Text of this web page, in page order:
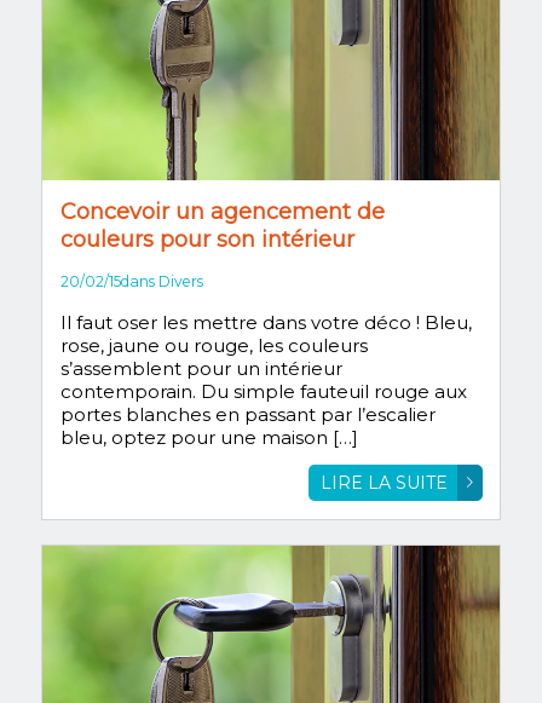
Concevoir un agencement de
couleurs pour son intérieur
20/02/15dans Divers
Il faut oser les mettre dans votre déco ! Bleu,
rose, jaune ou rouge, les couleurs
s’assemblent pour un intérieur
contemporain. Du simple fauteuil rouge aux
portes blanches en passant par l’escalier
bleu, optez pour une maison […]
LIRE LA SUITE